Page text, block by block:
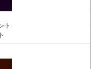
ト